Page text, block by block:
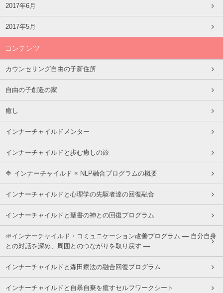
2017年6月
2017年5月
コンテンツ
カウンセリング自由の子新住所
自由の子創造の家
癒し
インナーチャイルドメンター
インナーチャイルドと歩む癒しの旅
🔷 インナーチャイルド × NLP融合プログラムの概要
インナーチャイルドと心理学の先駆者達の回復融合
インナーチャイルドと聖書の神との回復プログラム
🌱インナーチャイルド・コミュニケーション改善プログラム ― 自分自身
との対話を深め、周囲とのつながりを取り戻す ―
インナーチャイルドと森田療法の融合回復プログラム
インナーチャイルドと自暴自棄を癒すセルフワークシート